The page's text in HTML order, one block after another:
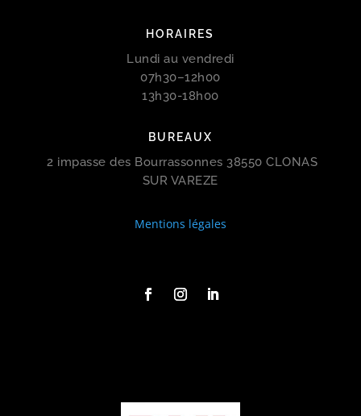
HORAIRES
Lundi au vendredi
07h30–12h00
13h30-18h00
BUREAUX
2 impasse des Bourrassonnes 38550 CLONAS
SUR VAREZE
Mentions légales